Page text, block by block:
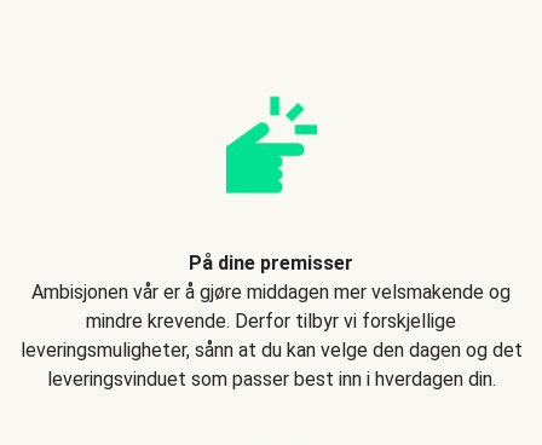
På dine premisser
Ambisjonen vår er å gjøre middagen mer velsmakende og
mindre krevende. Derfor tilbyr vi forskjellige
leveringsmuligheter, sånn at du kan velge den dagen og det
leveringsvinduet som passer best inn i hverdagen din.